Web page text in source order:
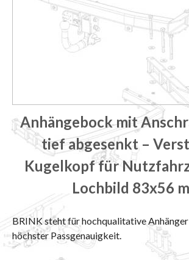
Anhängebock mit
tief abgesenkt –
Kugelkopf für
Lochbild 83x56
BRINK steht für hochqualitative
höchster Passgenauigkeit.